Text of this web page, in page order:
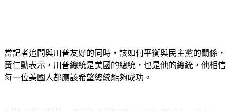
當記者追問與川普友好的同時，該如何平衡與民主黨的關係，
黃仁勳表示，川普總統是美國的總統，也是他的總統，他相信